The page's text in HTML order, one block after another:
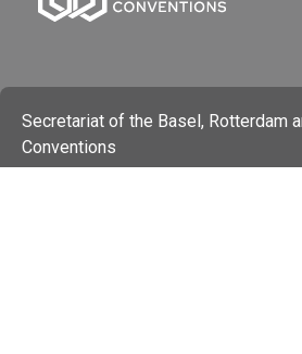
Secretariat of the Basel, Rotterdam
Conventions